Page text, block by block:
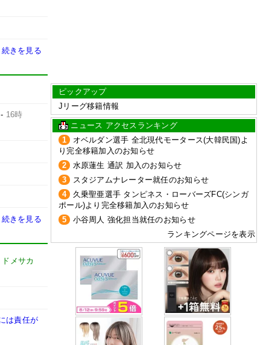
続きを見る
- 16時
続きを見る
ドメサカ
は責任が
ピックアップ
Jリーグ移籍情報
ニュース アクセスランキング
1
オベルダン選手 全北現代モータース(大韓民国)よ
り完全移籍加入のお知らせ
2
水原蓮生 通訳 加入のお知らせ
3
スタジアムナレーター就任のお知らせ
4
久乗聖亜選手 タンピネス・ローバーズFC(シンガ
ポール)より完全移籍加入のお知らせ
5
小谷周人 強化担当就任のお知らせ
ランキングページを表示